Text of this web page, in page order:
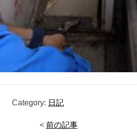
Category: 日記
< 前の記事